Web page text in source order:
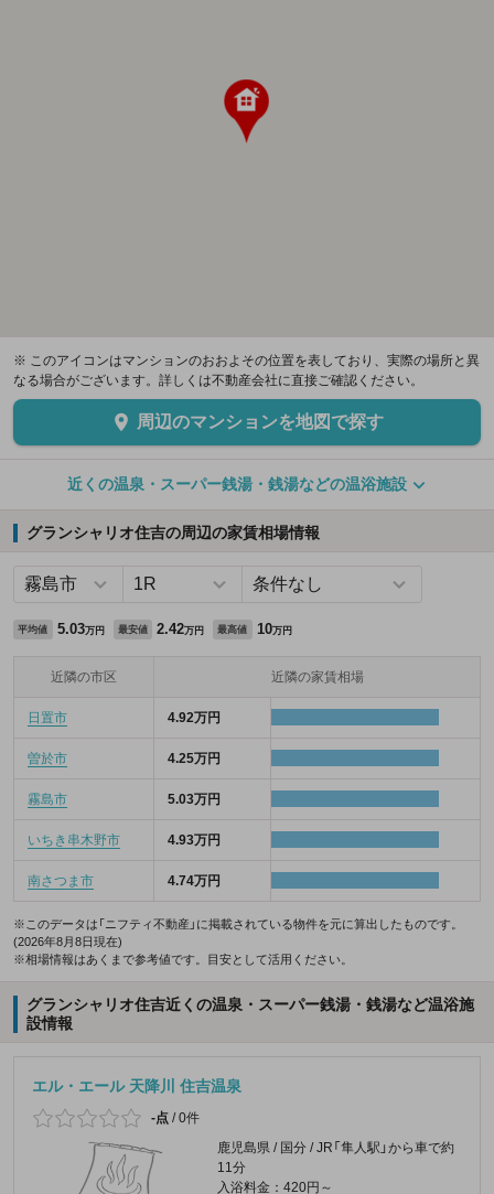
※ このアイコンはマンションのおおよその位置を表しており、実際の場所と異
なる場合がございます。詳しくは不動産会社に直接ご確認ください。
周辺のマンションを地図で探す
近くの温泉・スーパー銭湯・銭湯などの温浴施設
グランシャリオ住吉の周辺の家賃相場情報
平均値 5.03万円 最安値 2.42万円 最高値 10万円
近隣の市区 近隣の家賃相場
日置市 4.92万円
曽於市 4.25万円
霧島市 5.03万円
いちき串木野市 4.93万円
南さつま市 4.74万円
※このデータは「ニフティ不動産」に掲載されている物件を元に算出したものです。
(2026年8月8日現在)
※相場情報はあくまで参考値です。目安として活用ください。
グランシャリオ住吉近くの温泉・スーパー銭湯・銭湯など温浴施
設情報
エル・エール 天降川 住吉温泉
-点 /0件
鹿児島県 / 国分 / JR「隼人駅」から車で約
11分
入浴料金：420円～